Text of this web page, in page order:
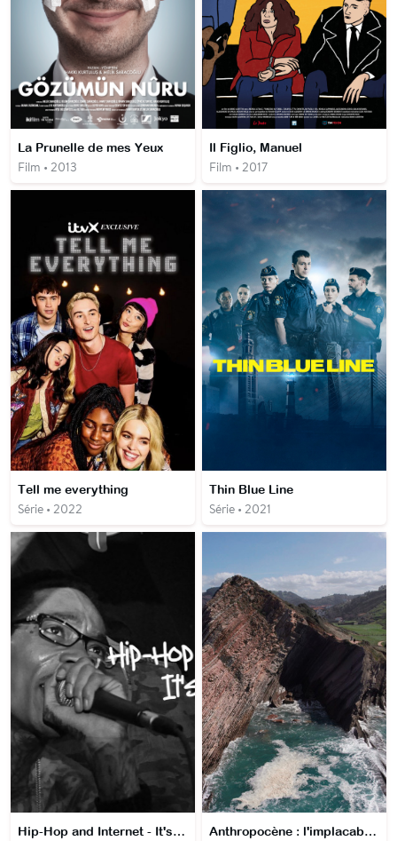
La Prunelle de mes Yeux
Film • 2013
Il Figlio, Manuel
Film • 2017
Tell me everything
Série • 2022
Thin Blue Line
Série • 2021
Hip-Hop and Internet - It's Yours Anthropocène : l'implacable enquête